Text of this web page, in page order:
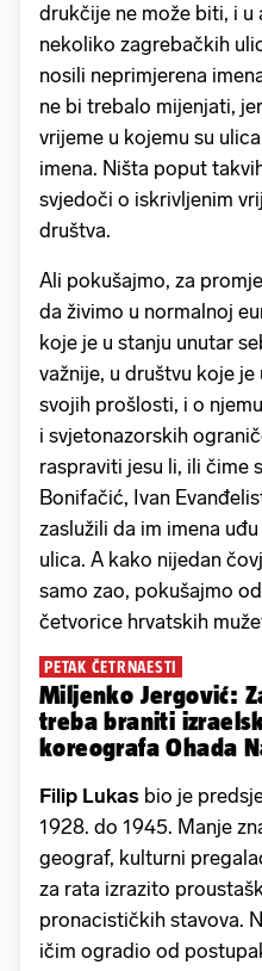
drukčije ne može biti, i
nekoliko zagrebačkih
nosili neprimjerena
ne bi trebalo mijenjati,
vrijeme u kojemu su
imena. Ništa poput
svjedoči o iskrivljenim
društva.
Ali pokušajmo, za
da živimo u normalnoj
koje je u stanju unutar
važnije, u društvu koje
svojih prošlosti, i o
i svjetonazorskih
raspraviti jesu li, ili čime
Bonifačić, Ivan
zaslužili da im imena
ulica. A kako nijedan
samo zao, pokušajmo
četvorice hrvatskih
PETAK ČETRNAESTI
Miljenko Jergović:
treba braniti
koreografa Ohada
Filip Lukas bio je
1928. do 1945. Manje
geograf, kulturni
za rata izrazito
pronacističkih stavova.
ičim ogradio od